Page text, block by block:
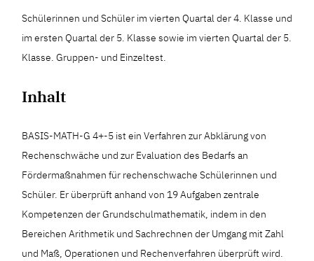
Schülerinnen und Schüler im vierten Quartal der 4. Klasse und
im ersten Quartal der 5. Klasse sowie im vierten Quartal der 5.
Klasse. Gruppen- und Einzeltest.
Inhalt
BASIS-MATH-G 4+-5 ist ein Verfahren zur Abklärung von
Rechenschwäche und zur Evaluation des Bedarfs an
Fördermaßnahmen für rechenschwache Schülerinnen und
Schüler. Er überprüft anhand von 19 Aufgaben zentrale
Kompetenzen der Grundschulmathematik, indem in den
Bereichen Arithmetik und Sachrechnen der Umgang mit Zahl
und Maß, Operationen und Rechenverfahren überprüft wird.